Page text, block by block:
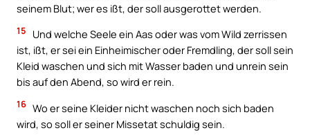
seinem Blut; wer es ißt, der soll ausgerottet werden.
15
Und welche Seele ein Aas oder was vom Wild zerrissen
ist, ißt, er sei ein Einheimischer oder Fremdling, der soll sein
Kleid waschen und sich mit Wasser baden und unrein sein
bis auf den Abend, so wird er rein.
16 Wo er seine Kleider nicht waschen noch sich baden
wird, so soll er seiner Missetat schuldig sein.